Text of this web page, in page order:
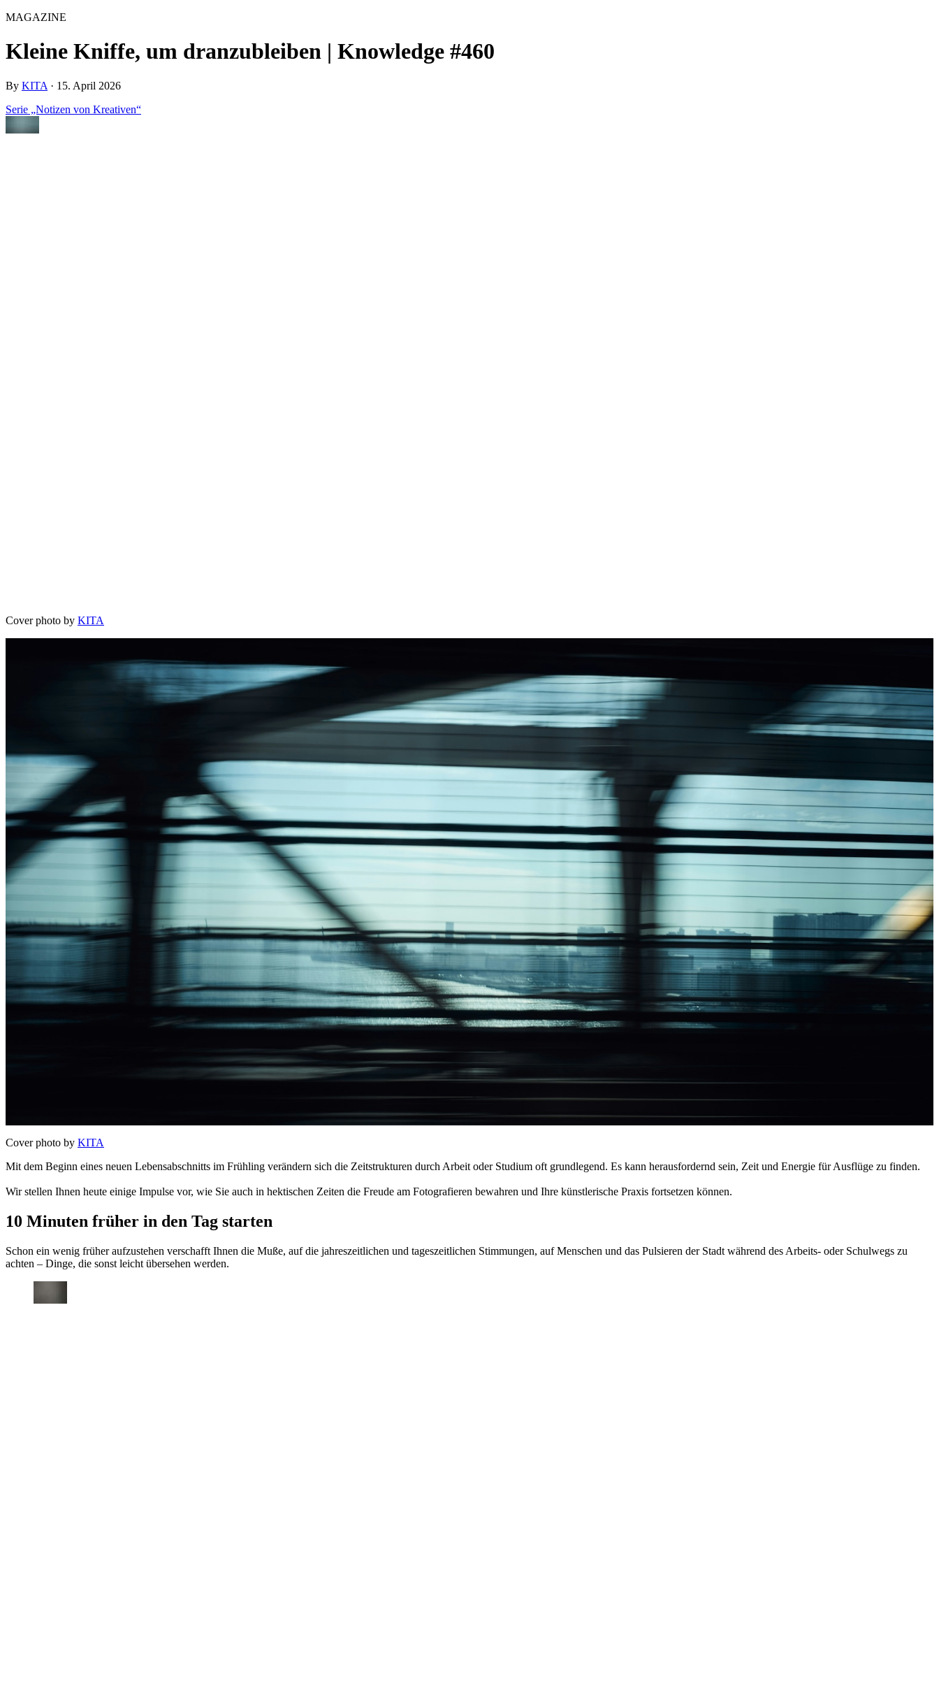
MAGAZINE
Kleine Kniffe, um dranzubleiben | Knowledge #460
By KITA · 15. April 2026
Serie „Notizen von Kreativen“
Cover photo by KITA
Cover photo by KITA
Mit dem Beginn eines neuen Lebensabschnitts im Frühling verändern sich die Zeitstrukturen durch Arbeit oder Studium oft grundlegend. Es kann herausfordernd sein, Zeit und Energie für Ausflüge zu finden.
Wir stellen Ihnen heute einige Impulse vor, wie Sie auch in hektischen Zeiten die Freude am Fotografieren bewahren und Ihre künstlerische Praxis fortsetzen können.
10 Minuten früher in den Tag starten
Schon ein wenig früher aufzustehen verschafft Ihnen die Muße, auf die jahreszeitlichen und tageszeitlichen Stimmungen, auf Menschen und das Pulsieren der Stadt während des Arbeits- oder Schulwegs zu
achten – Dinge, die sonst leicht übersehen werden.